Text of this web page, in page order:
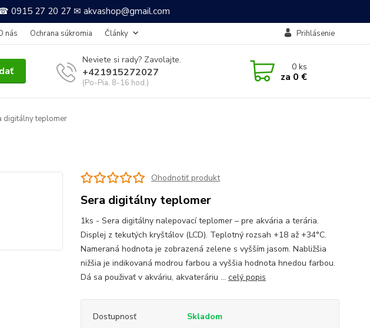
0915 27 20 27 ✉ akvashop@gmail.com
nás Ochrana súkromia Články Prihlásenie
Neviete si rady? Zavolajte.
+421915272027
(Po-Pia, 8-16 hod.)
0ks
za 0 €
digitálny teplomer
Ohodnotiť produkt
Sera digitálny teplomer
1ks - Sera digitálny nalepovací teplomer – pre akvária a terária.
Displej z tekutých kryštálov (LCD). Teplotný rozsah +18 až +34°C.
Nameraná hodnota je zobrazená zelene s vyšším jasom. Nabližšia
nižšia je indikovaná modrou farbou a vyššia hodnota hnedou farbou.
Dá sa použivať v akváriu, akvateráriu ... celý popis
Dostupnosť Skladom